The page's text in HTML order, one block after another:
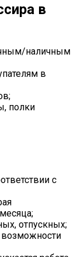
в
наличным
в
полки
с
отпускных;
возможности